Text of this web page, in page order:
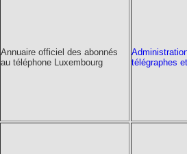
Annuaire officiel des abonnés
au téléphone Luxembourg
télégraphes